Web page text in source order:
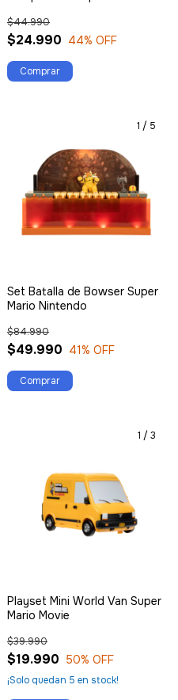
$24.990
$44.990
44% OFF
1 / 5
Set Batalla de Bowser Super
Mario Nintendo
$49.990
$84.990
41% OFF
1 / 3
Playset Mini World Van Super
Mario Movie
$19.990
$39.990
50% OFF
¡Solo quedan 5 en stock!